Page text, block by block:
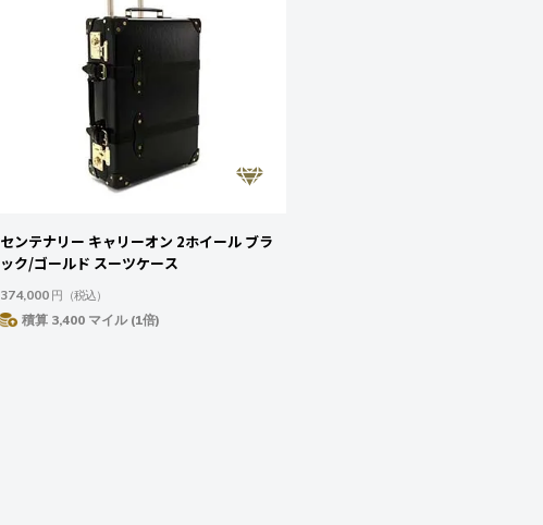
センテナリー キャリーオン 2ホイール ブラ
ック/ゴールド スーツケース
374,000 円 （税込）
積算 3,400 マイル (1倍)